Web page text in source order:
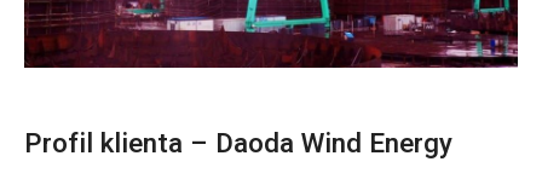
Profil klienta – Daoda Wind Energy